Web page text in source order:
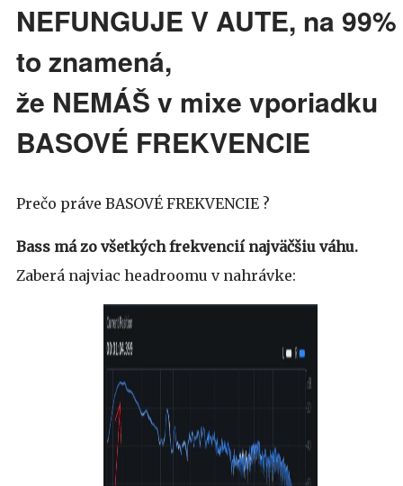
NEFUNGUJE V AUTE, na 99%
to znamená,
že NEMÁŠ v mixe vporiadku
BASOVÉ FREKVENCIE
Prečo práve BASOVÉ FREKVENCIE ?
Bass má zo všetkých frekvencií najväčšiu váhu.
Zaberá najviac headroomu v nahrávke: